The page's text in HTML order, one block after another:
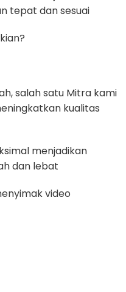
tepat dan sesuai
salah satu Mitra kami
kualitas
menjadikan
dan lebat
video